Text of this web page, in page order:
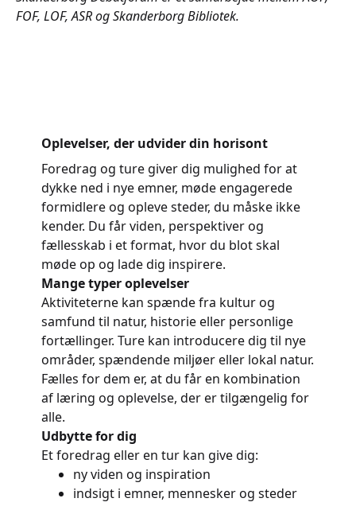
FOF, LOF, ASR og Skanderborg Bibliotek.
Oplevelser, der udvider din horisont
Foredrag og ture giver dig mulighed for at
dykke ned i nye emner, møde engagerede
formidlere og opleve steder, du måske ikke
kender. Du får viden, perspektiver og
fællesskab i et format, hvor du blot skal
møde op og lade dig inspirere.
Mange typer oplevelser
Aktiviteterne kan spænde fra kultur og
samfund til natur, historie eller personlige
fortællinger. Ture kan introducere dig til nye
områder, spændende miljøer eller lokal natur.
Fælles for dem er, at du får en kombination
af læring og oplevelse, der er tilgængelig for
alle.
Udbytte for dig
Et foredrag eller en tur kan give dig:
ny viden og inspiration
indsigt i emner, mennesker og steder